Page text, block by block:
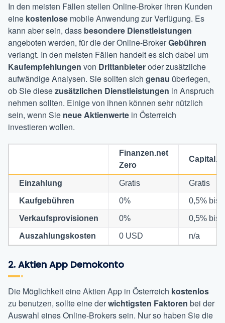
In den meisten Fällen stellen Online-Broker ihren Kunden
eine kostenlose mobile Anwendung zur Verfügung. Es
kann aber sein, dass besondere Dienstleistungen
angeboten werden, für die der Online-BrokerGebühren
verlangt. In den meisten Fällen handelt es sich dabei um
Kaufempfehlungen von Drittanbieteroder zusätzliche
aufwändige Analysen. Sie sollten sich genau überlegen,
ob Sie diesezusätzlichen Dienstleistungen in Anspruch
nehmen sollten. Einige von ihnen können sehr nützlich
sein, wenn Sie neueAktienwerte in Österreich
investieren wollen.
Finanzen.net
Zero
Einzahlung Gratis Gratis
Kaufgebühren 0% 0,5% bis
Verkaufsprovisionen 0% 0,5% bis
Auszahlungskosten 0 USD n/a
2. Aktien App Demokonto
Die Möglichkeit eine Aktien App in Österreich kostenlos
zu benutzen, sollte eine derwichtigsten Faktoren bei der
Auswahl eines Online-Brokers sein. Nur so haben Sie die